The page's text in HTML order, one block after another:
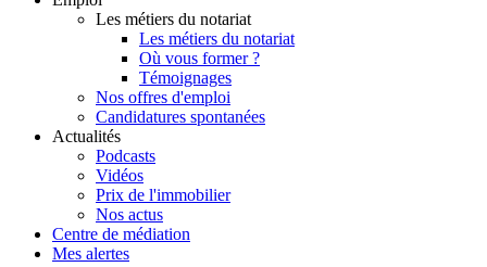
Les métiers du notariat
Les métiers du notariat
Où vous former ?
Témoignages
Nos offres d'emploi
Candidatures spontanées
Actualités
Podcasts
Vidéos
Prix de l'immobilier
Nos actus
Centre de médiation
Mes alertes